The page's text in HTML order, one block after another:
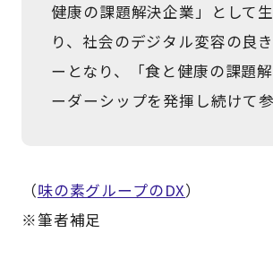
健康の課題解決企業」として
り、社会のデジタル変容の良
ーとなり、「食と健康の課題
ーダーシップを発揮し続けて参
（味の素グループのDX）
※筆者補足